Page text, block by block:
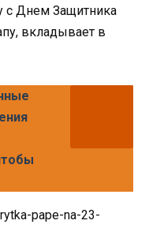
с Днем Защитника
вкладывает в
pape-na-23-